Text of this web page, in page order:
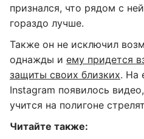
признался, что рядом с
гораздо лучше.
Также он не исключил
однажды и ему придется
защиты своих близких. На
Instagram появилось
учится на полигоне
Читайте также: